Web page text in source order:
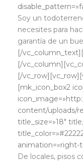
Soy un
necesites para
garantía de un
[/
[/
[/
[mk_icon_box2
content/uploads/
title_size=»18″
animation=»right-
De locales, pisos